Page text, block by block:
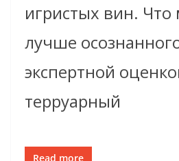
игристых вин.
лучше
экспертной
терруарный
Read more